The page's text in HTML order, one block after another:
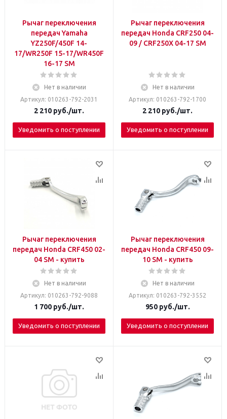
Рычаг переключения
передач Yamaha
YZ250F/450F 14-
17/WR250F 15-17/WR450F
16-17 SM
Нет в наличии
Артикул: 010263-792-2031
2 210 руб./шт.
Уведомить о поступлении
Рычаг переключения
передач Honda CRF250 04-
09 / CRF250X 04-17 SM
Нет в наличии
Артикул: 010263-792-1700
2 210 руб./шт.
Уведомить о поступлении
Рычаг переключения
передач Honda CRF450 02-
04 SM - купить
Нет в наличии
Артикул: 010263-792-9088
1 700 руб./шт.
Уведомить о поступлении
Рычаг переключения
передач Honda CRF450 09-
10 SM - купить
Нет в наличии
Артикул: 010263-792-3552
950руб./шт.
Уведомить о поступлении